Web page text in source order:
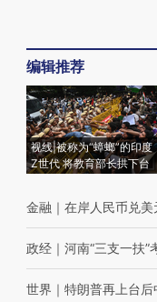
编辑推荐
视线|被称为“蟑螂”的印度
Z世代 将教育部长拱下台
金融 ｜ 在岸人民币兑
政经 ｜ 河南“三支一扶”
世界 ｜ 特朗普再上台